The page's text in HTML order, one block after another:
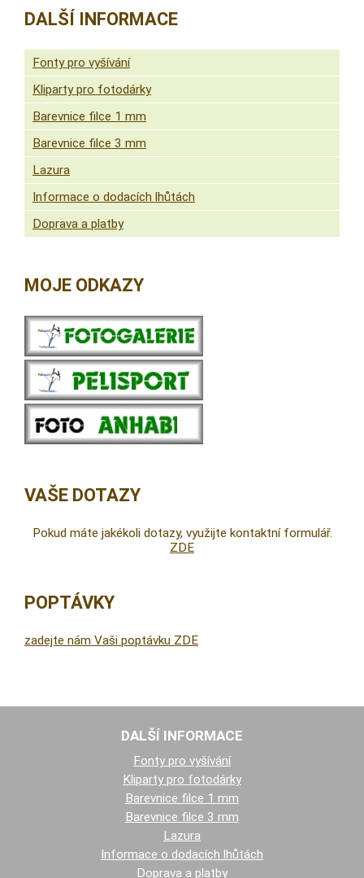
DALŠÍ INFORMACE
Fonty pro vyšívání
Kliparty pro fotodárky
Barevnice filce 1 mm
Barevnice filce 3 mm
Lazura
Informace o dodacích lhůtách
Doprava a platby
MOJE ODKAZY
VAŠE DOTAZY
Pokud máte jakékoli dotazy, využijte kontaktní formulář.
ZDE
POPTÁVKY
zadejte nám Vaši poptávku ZDE
DALŠÍ INFORMACE
Fonty pro vyšívání
Kliparty pro fotodárky
Barevnice filce 1 mm
Barevnice filce 3 mm
Lazura
Informace o dodacích lhůtách
Doprava a platby